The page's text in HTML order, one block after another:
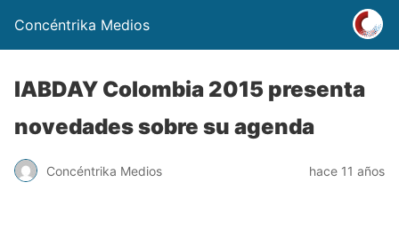
Concéntrika Medios
IABDAY Colombia 2015 presenta
novedades sobre su agenda
Concéntrika Medios hace 11 años